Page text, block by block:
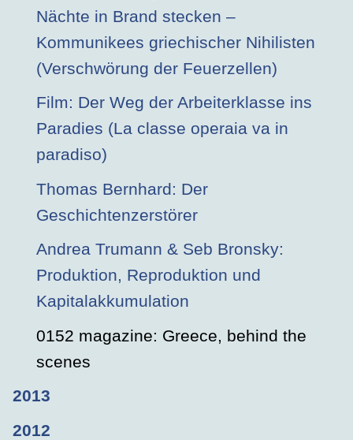
Nächte in Brand stecken –
Kommunikees griechischer Nihilisten
(Verschwörung der Feuerzellen)
Film: Der Weg der Arbeiterklasse ins
Paradies (La classe operaia va in
paradiso)
Thomas Bernhard: Der
Geschichtenzerstörer
Andrea Trumann & Seb Bronsky:
Produktion, Reproduktion und
Kapitalakkumulation
0152 magazine: Greece, behind the
scenes
2013
2012